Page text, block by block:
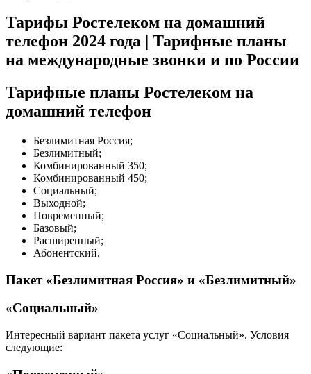
Тарифы Ростелеком на домашний
телефон 2024 года | Тарифные планы
на международные звонки и по России
Тарифные планы Ростелеком на
домашний телефон
Безлимитная Россия;
Безлимитный;
Комбинированный 350;
Комбинированный 450;
Социальный;
Выходной;
Повременный;
Базовый;
Расширенный;
Абонентский.
Пакет «Безлимитная Россия» и «Безлимитный»
«Социальный»
Интересный вариант пакета услуг «Социальный». Условия
следующие: